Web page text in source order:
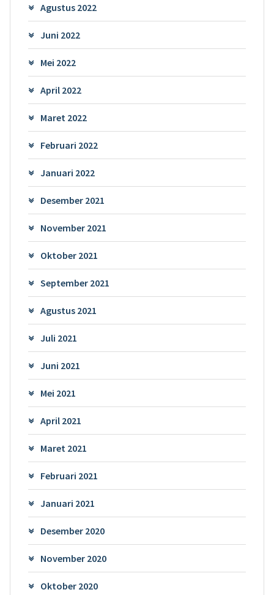
Agustus 2022
Juni 2022
Mei 2022
April 2022
Maret 2022
Februari 2022
Januari 2022
Desember 2021
November 2021
Oktober 2021
September 2021
Agustus 2021
Juli 2021
Juni 2021
Mei 2021
April 2021
Maret 2021
Februari 2021
Januari 2021
Desember 2020
November 2020
Oktober 2020